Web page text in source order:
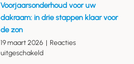
Voorjaarsonderhoud voor uw
dakraam: in drie stappen klaar voor
de zon
19 maart 2026 | Reacties
uitgeschakeld